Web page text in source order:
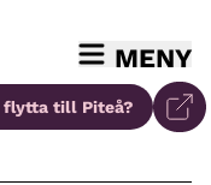
MENY
flytta till Piteå?